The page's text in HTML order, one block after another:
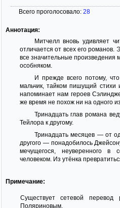
Всего проголосовало: 28
Аннотация:
Митчелл вновь удивляет
отличается от всех его
все значительные произведения
особняком.
И прежде всего потому,
мальчик, тайком пишущий
напоминает нам героев
же время не похож ни на одного
Тринадцать глав романа
Тейлора к другому.
Тринадцать месяцев — от
другого — понадобилось
мечущегося, неуверенного в
человеком. Из утёнка
Примечание:
Существует сетевой
Поляриновым.